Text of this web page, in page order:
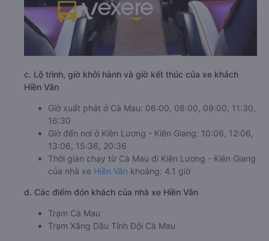
c. Lộ trình, giờ khởi hành và giờ kết thúc của xe khách
Hiền Vân
Giờ xuất phát ở Cà Mau: 06:00, 08:00, 09:00, 11:30,
16:30
Giờ đến nơi ở Kiên Lương - Kiên Giang: 10:06, 12:06,
13:06, 15:36, 20:36
Thời gian chạy từ Cà Mau đi Kiên Lương - Kiên Giang
của nhà xe Hiền Vân khoảng: 4.1 giờ
d. Các điểm đón khách của nhà xe Hiền Vân
Trạm Cà Mau
Trạm Xăng Dầu Tỉnh Đội Cà Mau